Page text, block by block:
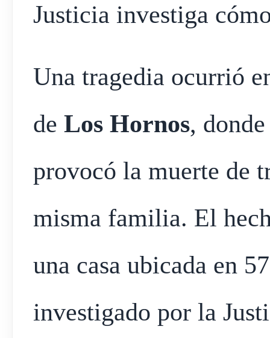
Justicia investiga
Una tragedia ocurrió
de Los Hornos,
provocó la muerte de
misma familia. El
una casa ubicada en
investigado por la